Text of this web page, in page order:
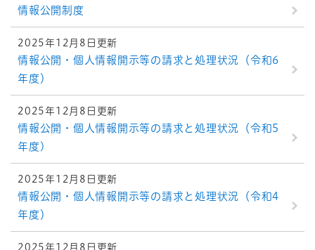
情報公開制度
2025年12月8日更新
情報公開・個人情報開示等の請求と処理状況（令和6
年度）
2025年12月8日更新
情報公開・個人情報開示等の請求と処理状況（令和5
年度)
2025年12月8日更新
情報公開・個人情報開示等の請求と処理状況（令和4
年度）
2025年12月8日更新